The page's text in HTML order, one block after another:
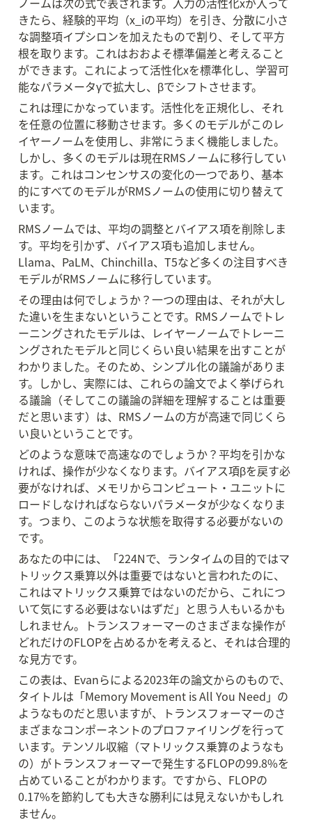
きたら、経験的平均（x_iの平均）を引き、分散に小さ
な調整項イプシロンを加えたもので割り、そして平方
根を取ります。これはおおよそ標準偏差と考えること
ができます。これによって活性化xを標準化し、学習可
能なパラメータγで拡大し、βでシフトさせます。
これは理にかなっています。活性化を正規化し、それ
を任意の位置に移動させます。多くのモデルがこのレ
イヤーノームを使用し、非常にうまく機能しました。
しかし、多くのモデルは現在RMSノームに移行してい
ます。これはコンセンサスの変化の一つであり、基本
的にすべてのモデルがRMSノームの使用に切り替えて
います。
RMSノームでは、平均の調整とバイアス項を削除しま
す。平均を引かず、バイアス項も追加しません。
Llama、PaLM、Chinchilla、T5など多くの注目すべき
モデルがRMSノームに移行しています。
その理由は何でしょうか？一つの理由は、それが大し
た違いを生まないということです。RMSノームでトレ
ーニングされたモデルは、レイヤーノームでトレーニ
ングされたモデルと同じくらい良い結果を出すことが
わかりました。そのため、シンプル化の議論がありま
す。しかし、実際には、これらの論文でよく挙げられ
る議論（そしてこの議論の詳細を理解することは重要
だと思います）は、RMSノームの方が高速で同じくら
い良いということです。
どのような意味で高速なのでしょうか？平均を引かな
ければ、操作が少なくなります。バイアス項βを戻す必
要がなければ、メモリからコンピュート・ユニットに
ロードしなければならないパラメータが少なくなりま
す。つまり、このような状態を取得する必要がないの
です。
あなたの中には、「224Nで、ランタイムの目的ではマ
トリックス乗算以外は重要ではないと言われたのに、
これはマトリックス乗算ではないのだから、これにつ
いて気にする必要はないはずだ」と思う人もいるかも
しれません。トランスフォーマーのさまざまな操作が
どれだけのFLOPを占めるかを考えると、それは合理的
な見方です。
この表は、Evanらによる2023年の論文からのもので、
タイトルは「Memory Movement is All You Need」の
ようなものだと思いますが、トランスフォーマーのさ
まざまなコンポーネントのプロファイリングを行って
います。テンソル収縮（マトリックス乗算のようなも
の）がトランスフォーマーで発生するFLOPの99.8%を
占めていることがわかります。ですから、FLOPの
0.17%を節約しても大きな勝利には見えないかもしれ
ません。